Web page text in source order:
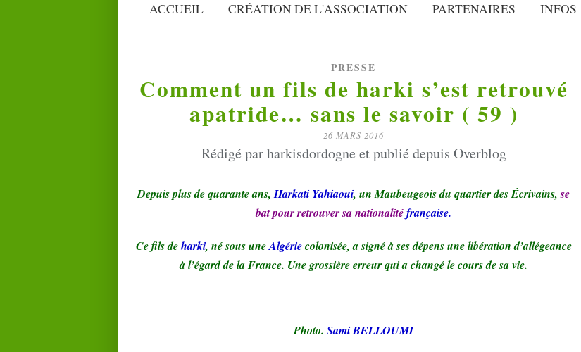
ACCUEIL CRÉATION DE L'ASSOCIATION PARTENAIRES INFOS
PRESSE
Comment un fils de harki s’est retrouvé
apatride… sans le savoir ( 59 )
26 MARS 2016
Rédigé par harkisdordogne et publié depuis Overblog
Depuis plus de quarante ans, Harkati Yahiaoui, un Maubeugeois du quartier des Écrivains,se
bat pour retrouver sa nationalitéfrançaise.
Ce fils deharki, né sous uneAlgériecolonisée, a signé à ses dépens une libération d’allégeance
à l’égard de la France. Une grossière erreur qui a changé le cours de sa vie.
Photo. Sami BELLOUMI